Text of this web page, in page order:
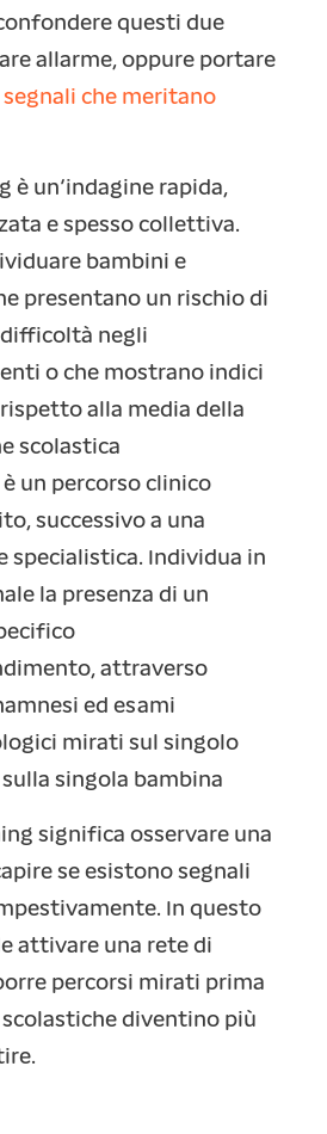
questi due
allarme, oppure portare
segnali che meritano
è un’indagine rapida,
e spesso collettiva.
bambini e
presentano un rischio di
negli
o che mostrano indici
alla media della
scolastica
un percorso clinico
successivo a una
specialistica. Individua in
la presenza di un
attraverso
ed esami
mirati sul singolo
singola bambina
significa osservare una
se esistono segnali
In questo
attivare una rete di
percorsi mirati prima
diventino più